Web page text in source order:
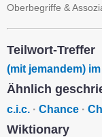
Oberbegriffe &
Teilwort-Treffer
(mit jemandem)
Ähnlich
c.i.c. · Chance ·
Wiktionary